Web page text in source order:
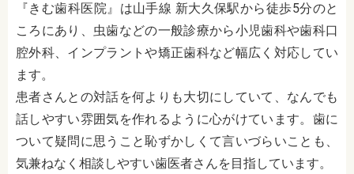
『きむ歯科医院』は山手線 新大久保駅から徒歩5分のと
ころにあり、虫歯などの一般診療から小児歯科や歯科口
腔外科、インプラントや矯正歯科など幅広く対応してい
ます。
患者さんとの対話を何よりも大切にしていて、なんでも
話しやすい雰囲気を作れるように心がけています。歯に
ついて疑問に思うこと恥ずかしくて言いづらいことも、
気兼ねなく相談しやすい歯医者さんを目指しています。